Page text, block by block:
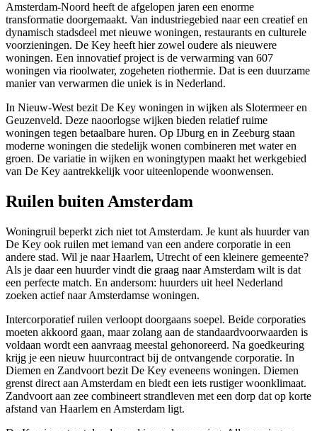
Amsterdam-Noord heeft de afgelopen jaren een enorme
transformatie doorgemaakt. Van industriegebied naar een creatief en
dynamisch stadsdeel met nieuwe woningen, restaurants en culturele
voorzieningen. De Key heeft hier zowel oudere als nieuwere
woningen. Een innovatief project is de verwarming van 607
woningen via rioolwater, zogeheten riothermie. Dat is een duurzame
manier van verwarmen die uniek is in Nederland.
In Nieuw-West bezit De Key woningen in wijken als Slotermeer en
Geuzenveld. Deze naoorlogse wijken bieden relatief ruime
woningen tegen betaalbare huren. Op IJburg en in Zeeburg staan
moderne woningen die stedelijk wonen combineren met water en
groen. De variatie in wijken en woningtypen maakt het werkgebied
van De Key aantrekkelijk voor uiteenlopende woonwensen.
Ruilen buiten Amsterdam
Woningruil beperkt zich niet tot Amsterdam. Je kunt als huurder van
De Key ook ruilen met iemand van een andere corporatie in een
andere stad. Wil je naarHaarlem, Utrecht of een kleinere gemeente?
Als je daar een huurder vindt die graag naar Amsterdam wilt is dat
een perfecte match. En andersom: huurders uit heel Nederland
zoeken actief naar Amsterdamse woningen.
Intercorporatief ruilen verloopt doorgaans soepel. Beide corporaties
moeten akkoord gaan, maar zolang aan de standaardvoorwaarden is
voldaan wordt een aanvraag meestal gehonoreerd. Na goedkeuring
krijg je een nieuw huurcontract bij de ontvangende corporatie. In
Diemen en Zandvoort bezit De Key eveneens woningen. Diemen
grenst direct aan Amsterdam en biedt een iets rustiger woonklimaat.
Zandvoort aan zee combineert strandleven met een dorp dat op korte
afstand van Haarlem en Amsterdam ligt.